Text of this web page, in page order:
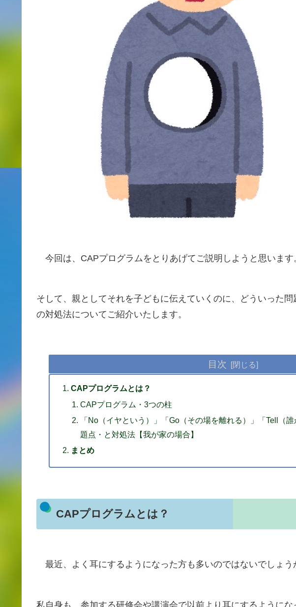
今回は、CAPプログラムをとりあげてご説明しようと思います
そして、親としてそれを子どもに伝えていくのに、どういった
の対処法についてご紹介いたします。
目次
CAPプログラムとは？
CAPプログラム・3つの柱
「No（イヤという）」「Go（その場を離れる）」「Tell（
題点・と対処法【我が家の場合】
まとめ
CAPプログラムとは？
最近、よく耳にするようになった方も多いのではないでしょう
私自身も、参加する研修会や講演会で以前より耳にするようにな